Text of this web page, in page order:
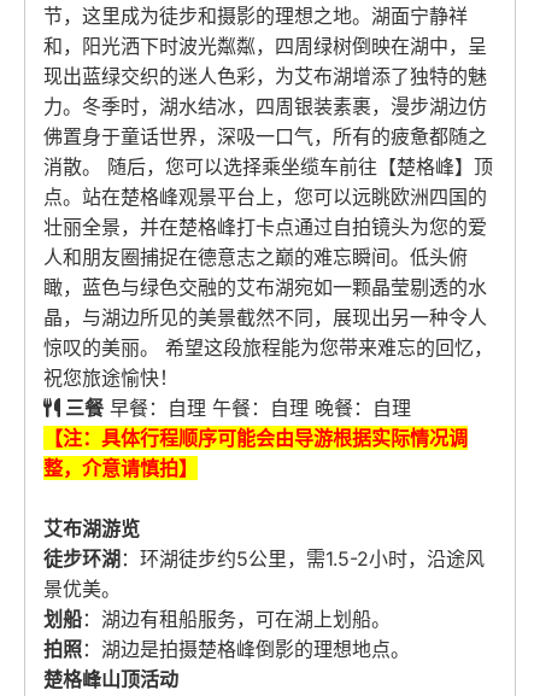
节，这里成为徒步和摄影的理想之地。湖面宁静祥
和，阳光洒下时波光粼粼，四周绿树倒映在湖中，呈
现出蓝绿交织的迷人色彩，为艾布湖增添了独特的魅
力。冬季时，湖水结冰，四周银装素裹，漫步湖边仿
佛置身于童话世界，深吸一口气，所有的疲惫都随之
消散。 随后，您可以选择乘坐缆车前往【楚格峰】顶
点。站在楚格峰观景平台上，您可以远眺欧洲四国的
壮丽全景，并在楚格峰打卡点通过自拍镜头为您的爱
人和朋友圈捕捉在德意志之巅的难忘瞬间。低头俯
瞰，蓝色与绿色交融的艾布湖宛如一颗晶莹剔透的水
晶，与湖边所见的美景截然不同，展现出另一种令人
惊叹的美丽。 希望这段旅程能为您带来难忘的回忆，
祝您旅途愉快！
三餐 早餐：自理 午餐：自理 晚餐：自理
【注：具体行程顺序可能会由导游根据实际情况调
整，介意请慎拍】
艾布湖游览
徒步环湖 ：环湖徒步约5公里，需1.5-2小时，沿途风
景优美。
划船：湖边有租船服务，可在湖上划船。
拍照：湖边是拍摄楚格峰倒影的理想地点。
楚格峰山顶活动